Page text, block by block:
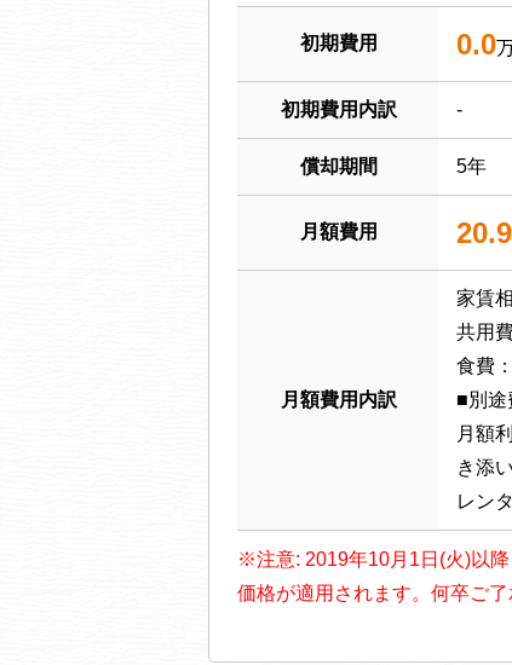
初期費用 0.0
初期費用内訳 -
償却期間 5年
月額費用 20.9
月額費用内訳
家賃
共用
食費
■別途
月額
き添
レン
※注意: 2019年10月1日(火)以
価格が適用されます。何卒ご了